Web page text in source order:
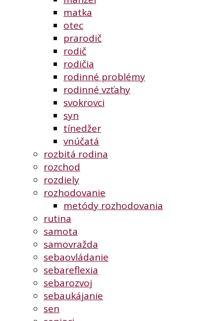
matka
otec
prarodič
rodič
rodičia
rodinné problémy
rodinné vzťahy
svokrovci
syn
tínedžer
vnúčatá
rozbitá rodina
rozchod
rozdiely
rozhodovanie
metódy rozhodovania
rutina
samota
samovražda
sebaovládanie
sebareflexia
sebarozvoj
sebaukájanie
sen